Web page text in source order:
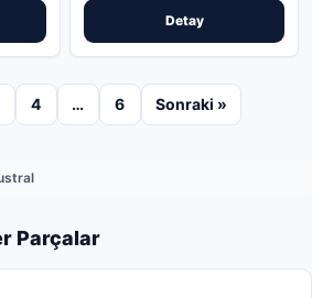
Detay
4 … 6 Sonraki »
Parçalar